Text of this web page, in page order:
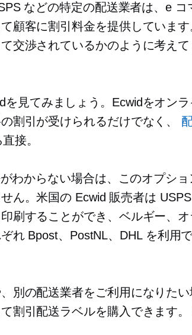
などの特定の配送業者は、e コ
顧客に割引料金を提供しています
交渉されているかのように考えて
を見てみましょう。Ecwidをオンラ
割引が受けられるだけでなく、
接。
わからない場合は、このオプショ
ん。米国の Ecwid 販売者は
刷することができ、ベルギー、オ
れ Bpost、PostNL、DHL を利用
別の配送業者をご利用になりたい
割引配送ラベルを購入できます。